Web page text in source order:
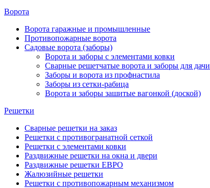
Ворота
Ворота гаражные и промышленные
Противопожарные ворота
Садовые ворота (заборы)
Ворота и заборы с элементами ковки
Сварные решетчатые ворота и заборы для дачи
Заборы и ворота из профнастила
Заборы из сетки-рабица
Ворота и заборы зашитые вагонкой (доской)
Решетки
Сварные решетки на заказ
Решетки с противогранатной сеткой
Решетки с элементами ковки
Раздвижные решетки на окна и двери
Раздвижные решетки ЕВРО
Жалюзийные решетки
Решетки с противопожарным механизмом